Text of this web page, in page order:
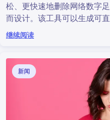
松、更快速地删除网络数字
而设计。该工具可以生成可
于向发现图片的网站发送
了解如何借助 lenso.ai 的
继续阅读
新闻